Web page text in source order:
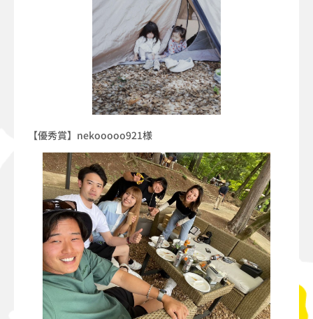
【優秀賞】nekooooo921様